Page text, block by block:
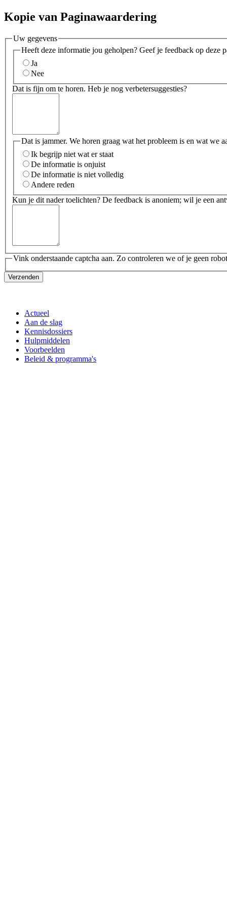
Kopie van Paginawaardering
Uw gegevens
Heeft deze informatie jou geholpen? Geef je feedback op deze
Ja
Nee
Dat is fijn om te horen. Heb je nog verbetersuggesties?
Dat is jammer. We horen graag wat het probleem is en wat we
Ik begrijp niet wat er staat
De informatie is onjuist
De informatie is niet volledig
Andere reden
Kun je dit nader toelichten? De feedback is anoniem; wil je een
Vink onderstaande captcha aan. Zo controleren we of je geen
Verzenden
Actueel
Aan de slag
Kennisdossiers
Hulpmiddelen
Voorbeelden
Beleid & programma's